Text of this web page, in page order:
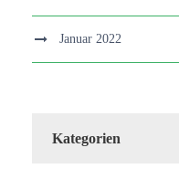
Januar 2022
Kategorien